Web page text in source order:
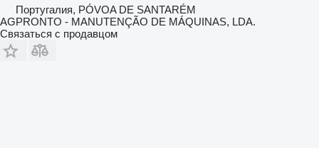
Португалия, PÓVOA DE SANTARÉM
AGPRONTO - MANUTENÇÃO DE MÁQUINAS, LDA.
Связаться с продавцом